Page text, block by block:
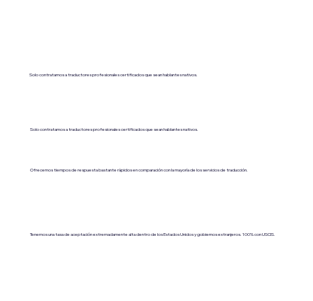
Solo contratamos a traductores profesionales certificados que sean hablantes nativos.
Solo contratamos a traductores profesionales certificados que sean hablantes nativos.
Ofrecemos tiempos de respuesta bastante rápidos en comparación con la mayoría de los servicios de traducción.
Tenemos una tasa de aceptación extremadamente alta dentro de los Estados Unidos y gobiernos extranjeros. 100% con USCIS.